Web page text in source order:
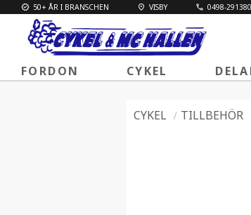
50+ ÅR I BRANSCHEN VISBY 0498-291380
FORDON CYKEL
CYKEL TILLBEHÖR